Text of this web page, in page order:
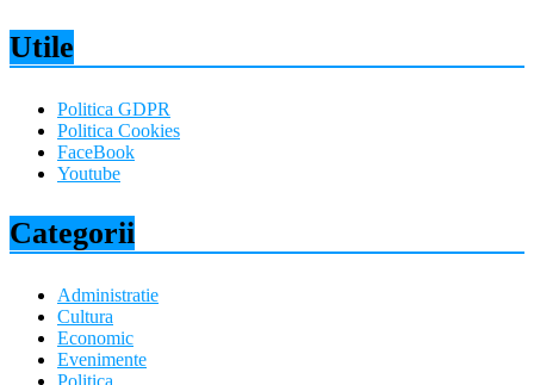
Utile
Politica GDPR
Politica Cookies
FaceBook
Youtube
Categorii
Administratie
Cultura
Economic
Evenimente